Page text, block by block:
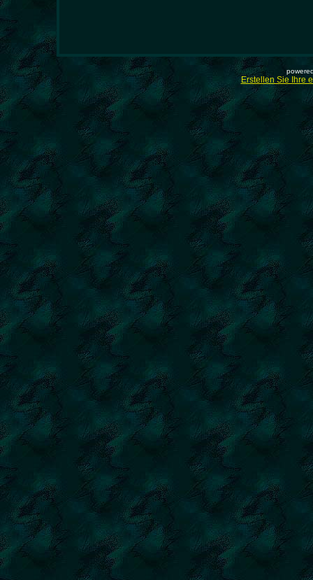
Erstellen Sie Ihre